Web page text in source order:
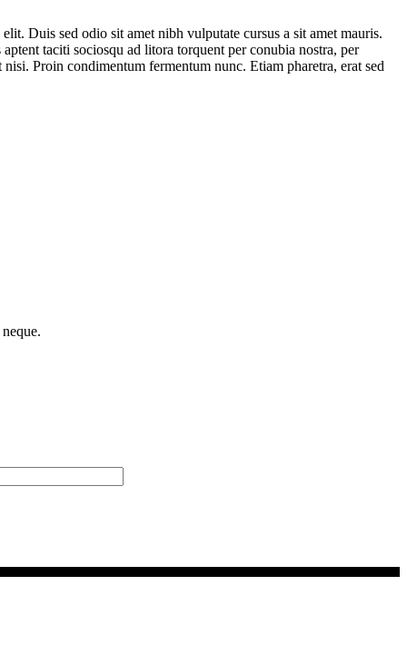
Duis sed odio sit amet nibh vulputate cursus a sit amet mauris.
taciti sociosqu ad litora torquent per conubia nostra, per
Proin condimentum fermentum nunc. Etiam pharetra, erat sed